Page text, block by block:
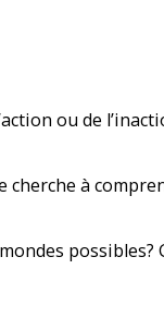
ou de
cherche à